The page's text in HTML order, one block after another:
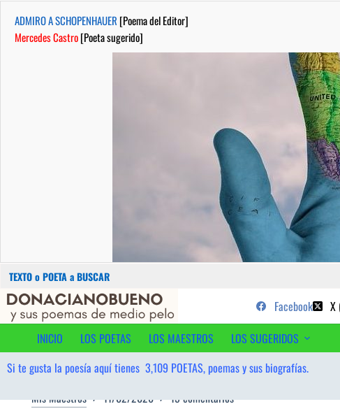
ADMIRO A SCHOPENHAUER [Poema del Editor]
Mercedes Castro[Poeta sugerido]
Buscar:
Saltar
contenido
...sus poemas de medio pelo y
Facebook X
INICIO
LOS POETAS LOS MAESTROS LOS SUGERIDOS
Si te gusta la poesía aquí tienes 3,109 POETAS, poemas y sus biografías.
Mis Maestros
11/02/2026
15 comentarios